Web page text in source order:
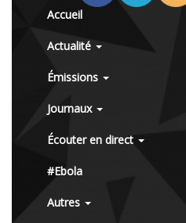
Accueil
Actualité
Émissions
Journaux
Écouter en direct
#Ebola
Autres